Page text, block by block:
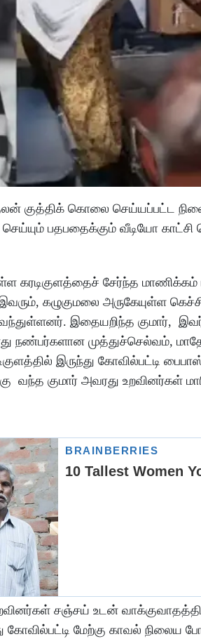
குத்திக் கொலை செய்யப்பட்ட
பதபதைக்கும் வீடியோ காட்சி
கரடிகுளத்தைச் சேர்ந்த
கழுகுமலை அருகேயுள்ள
இதையறிந்த குமார்,
நண்பர்களான முத்துச்செல்வம்,
இருந்து கோவில்பட்டி
குமார் அவரது உறவினர்கள்
சஞ்சய் உடன் வாக்குவாதத்தில்
மேற்கு காவல் நிலைய